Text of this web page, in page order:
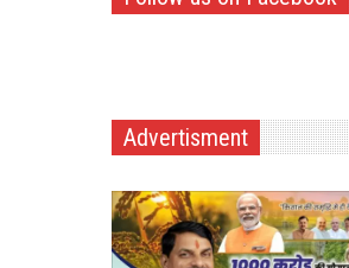
Advertisment